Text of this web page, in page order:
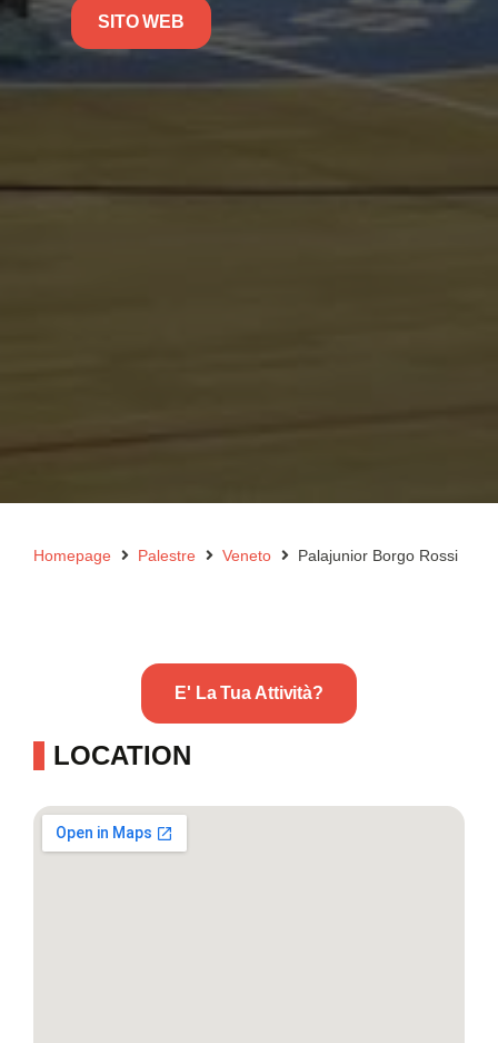
SITO WEB
Homepage Palestre Veneto Palajunior Borgo Rossi
E' La Tua Attività?
LOCATION